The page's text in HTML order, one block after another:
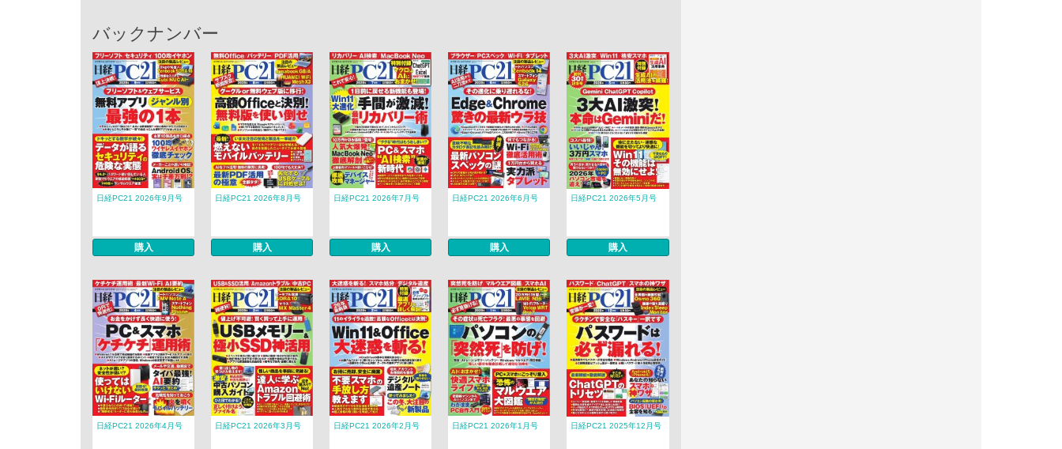
バックナンバー
日経PC21 2026年9月号
購入
日経PC21 2026年8月号
購入
日経PC21 2026年7月号
購入
日経PC21 2026年6月号
購入
日経PC21 2026年5月号
購入
日経PC21 2026年4月号 日経PC21 2026年3月号 日経PC21 2026年2月号 日経PC21 2026年1月号 日経PC21 2025年12月号